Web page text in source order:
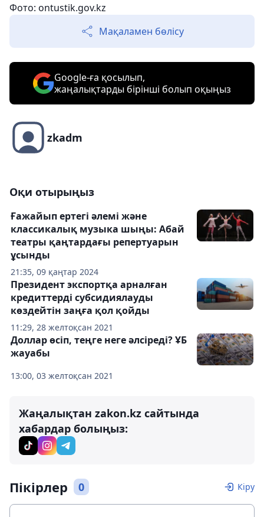
Фото: ontustik.gov.kz
Мақаламен бөлісу
Google-ға қосылып,
жаңалықтарды бірінші болып оқыңыз
zkadm
Оқи отырыңыз
21:35, 09 қаңтар 2024
Ғажайып ертегі әлемі және
классикалық музыка шыңы: Абай
театры қаңтардағы репертуарын
ұсынды
11:29, 28 желтоқсан 2021
Президент экспортқа арналған
кредиттерді субсидиялауды
көздейтін заңға қол қойды
13:00, 03 желтоқсан 2021
Доллар өсіп, теңге неге әлсіреді? ҰБ
жауабы
Жаңалықтан zakon.kz сайтында
хабардар болыңыз:
Пікірлер 0 Кіру